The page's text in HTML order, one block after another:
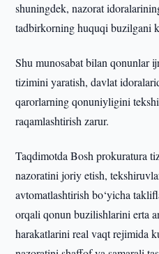
shuningdek, nazorat
tadbirkorning huquqi buzilgani
Shu munosabat bilan qonunlar
tizimini yaratish, davlat
qarorlarning qonuniyligini
raqamlashtirish zarur.
Taqdimotda Bosh prokuratura
nazoratini joriy etish,
avtomatlashtirish bo‘yicha
orqali qonun buzilishlarini erta
harakatlarini real vaqt rejimida